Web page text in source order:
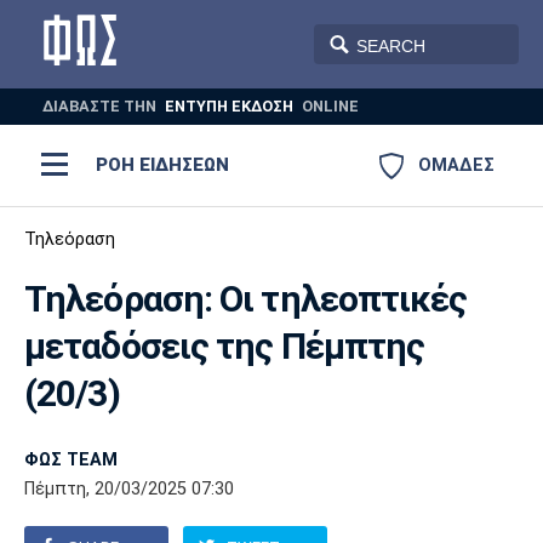
ΔΙΑΒΑΣΤΕ THN ΕΝΤΥΠΗ ΕΚΔΟΣΗ ONLINE
ΟΜΑΔΕΣ
ΡΟΗ ΕΙΔΗΣΕΩΝ
ΠΟΔΟΣΦΑΙΡΟ
ΒΟΛΕΪ ΠΟΛΟ
AUTO-MOTO
Ποδόσφαιρο
Super League 1
Super League 2
Γ Εθνική
Ελλάδα
Μπάσκετ
Ελλάδα
Εθνική
EuroLeague
Ολυμπιακοί Αγώνες
Βόλεϊ
Πόλο
Ολυμπιακός ΑΕΚ ΠΑΟΚ
Παναθηναϊκός Ατρόμητος
Τηλεόραση
Τηλεόραση: Οι τηλεοπτικές
μεταδόσεις της Πέμπτης
(20/3)
ΦΩΣ TEAM
Πέμπτη, 20/03/2025 07:30